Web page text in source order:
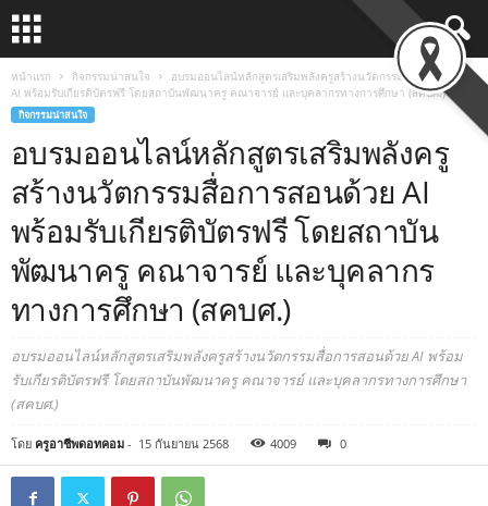
หน้าแรก กิจกรรมน่าสนใจ
อบรมออนไลน์หลักสูตรเสริมพลังครูสร้างนวัตกรรมสื่อการสอนด้วย
AI พร้อมรับเกียรติบัตรฟรี โดยสถาบันพัฒนาครู คณาจารย์ และบุคลากรทางการศึกษา (สคบศ.)
กิจกรรมน่าสนใจ
อบรมออนไลน์หลักสูตรเสริมพลังครู
สร้างนวัตกรรมสื่อการสอนด้วย AI
พร้อมรับเกียรติบัตรฟรี โดยสถาบัน
พัฒนาครู คณาจารย์ และบุคลากร
ทางการศึกษา (สคบศ.)
อบรมออนไลน์หลักสูตรเสริมพลังครูสร้างนวัตกรรมสื่อการสอนด้วย AI พร้อม
รับเกียรติบัตรฟรี โดยสถาบันพัฒนาครู คณาจารย์ และบุคลากรทางการศึกษา
(สคบศ.)
โดย ครูอาชีพดอทคอม - 15 กันยายน 2568 4009 0